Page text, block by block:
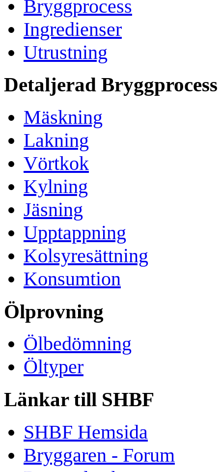
Bryggprocess
Ingredienser
Utrustning
Detaljerad Bryggprocess
Mäskning
Lakning
Vörtkok
Kylning
Jäsning
Upptappning
Kolsyresättning
Konsumtion
Ölprovning
Ölbedömning
Öltyper
Länkar till SHBF
SHBF Hemsida
Bryggaren - Forum